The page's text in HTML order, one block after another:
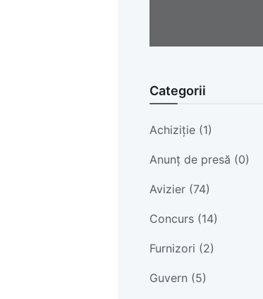
Categorii
Achiziție (1)
Anunț de presă (0)
Avizier (74)
Concurs (14)
Furnizori (2)
Guvern (5)